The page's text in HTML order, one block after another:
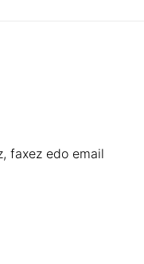
faxez edo email